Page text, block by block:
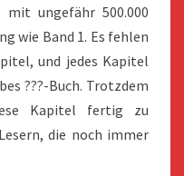
ungefähr 500.000
wie Band 1. Es fehlen
und jedes Kapitel
???-Buch. Trotzdem
Kapitel fertig zu
die noch immer